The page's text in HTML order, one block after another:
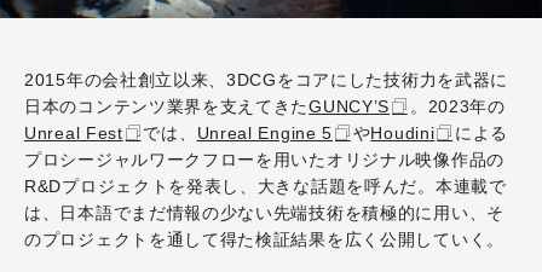
2015年の会社創立以来、3DCGをコアにした技術力を武器に
日本のコンテンツ業界を支えてきたGUNCY’S
。2023年の
Unreal Fest
では、 Unreal Engine 5 やHoudini
による
プロシージャルワークフローを用いたオリジナル映像作品の
R&Dプロジェクトを発表し、大きな話題を呼んだ。本連載で
は、日本語でまだ情報の少ない先端技術を積極的に用い、そ
のプロジェクトを通して得た検証結果を広く公開していく。